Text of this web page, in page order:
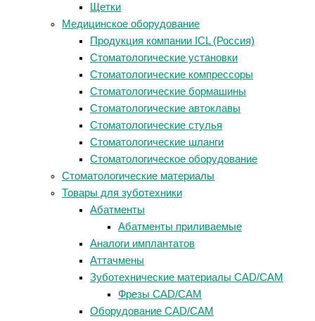
Щетки
Медицинское оборудование
Продукция компании ICL (Россия)
Стоматологические установки
Стоматологические компрессоры
Стоматологические бормашины
Стоматологические автоклавы
Стоматологические стулья
Стоматологические шланги
Стоматологическое оборудование
Стоматологические материалы
Товары для зуботехники
Абатменты
Абатменты приливаемые
Аналоги имплантатов
Аттачмены
Зуботехнические материалы CAD/CAM
Фрезы CAD/CAM
Оборудование CAD/CAM